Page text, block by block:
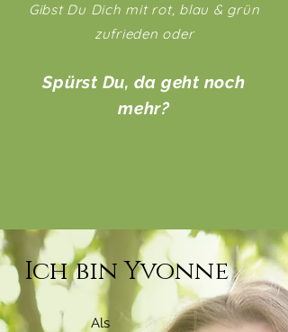
Gibst Du Dich mit rot, blau & grün
zufrieden oder
Spürst Du, da geht noch
mehr?
Ich bin Yvonne
Als